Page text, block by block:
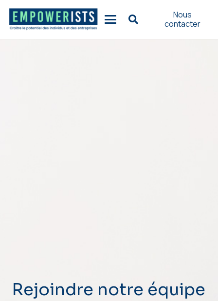
Nous
contacter
Rejoindre notre équipe